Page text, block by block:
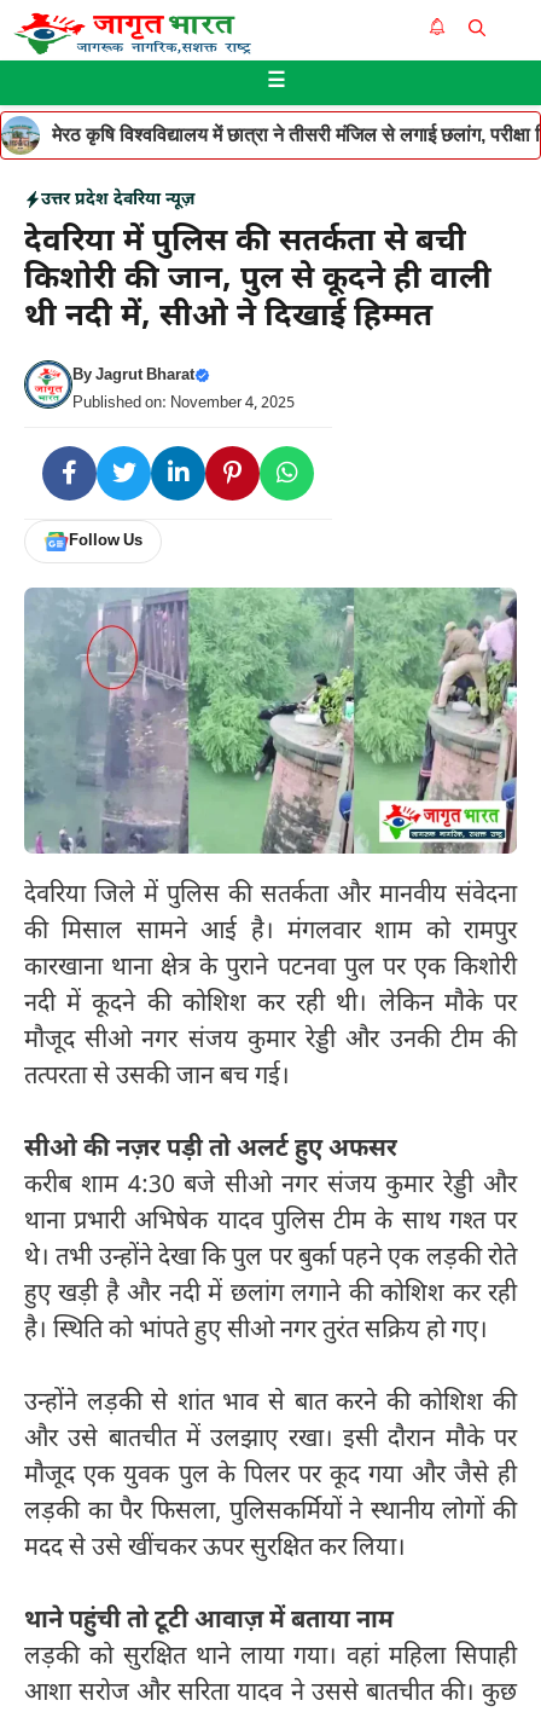
Skip
to
☰
मेरठ कृषि विश्वविद्यालय में छात्रा ने तीसरी मंजिल से लगाई छलांग,
उत्तर प्रदेश देवरिया न्यूज़
देवरिया में पुलिस की सतर्कता से बची
किशोरी की जान, पुल से कूदने ही वाली
थी नदी में, सीओ ने दिखाई हिम्मत
ByJagrut Bharat
Published on: November 4, 2025
Follow Us
देवरिया जिले में पुलिस की सतर्कता और मानवीय संवेदना
की मिसाल सामने आई है। मंगलवार शाम को रामपुर
कारखाना थाना क्षेत्र के पुराने पटनवा पुल पर एक किशोरी
नदी में कूदने की कोशिश कर रही थी। लेकिन मौके पर
मौजूद सीओ नगर संजय कुमार रेड्डी और उनकी टीम की
तत्परता से उसकी जान बच गई।
सीओ की नज़र पड़ी तो अलर्ट हुए अफसर
करीब शाम 4:30 बजे सीओ नगर संजय कुमार रेड्डी और
थाना प्रभारी अभिषेक यादव पुलिस टीम के साथ गश्त पर
थे। तभी उन्होंने देखा कि पुल पर बुर्का पहने एक लड़की रोते
हुए खड़ी है और नदी में छलांग लगाने की कोशिश कर रही
है। स्थिति को भांपते हुए सीओ नगर तुरंत सक्रिय हो गए।
उन्होंने लड़की से शांत भाव से बात करने की कोशिश की
और उसे बातचीत में उलझाए रखा। इसी दौरान मौके पर
मौजूद एक युवक पुल के पिलर पर कूद गया और जैसे ही
लड़की का पैर फिसला, पुलिसकर्मियों ने स्थानीय लोगों की
मदद से उसे खींचकर ऊपर सुरक्षित कर लिया।
थाने पहुंची तो टूटी आवाज़ में बताया नाम
लड़की को सुरक्षित थाने लाया गया। वहां महिला सिपाही
आशा सरोज और सरिता यादव ने उससे बातचीत की। कुछ